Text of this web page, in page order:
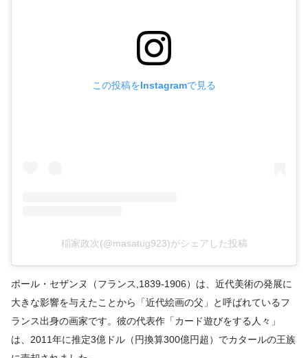
この投稿をInstagramで見る
稲家政次(@masatug923)がシェアした投稿
ポール・セザンヌ（フランス,1839-1906）は、近代美術の発展に
大きな影響を与えたことから「近代絵画の父」と呼ばれているフ
ランス出身の画家です。彼の代表作「カード遊びをする人々」
は、2011年に推定3億ドル（円換算300億円超）でカタールの王族